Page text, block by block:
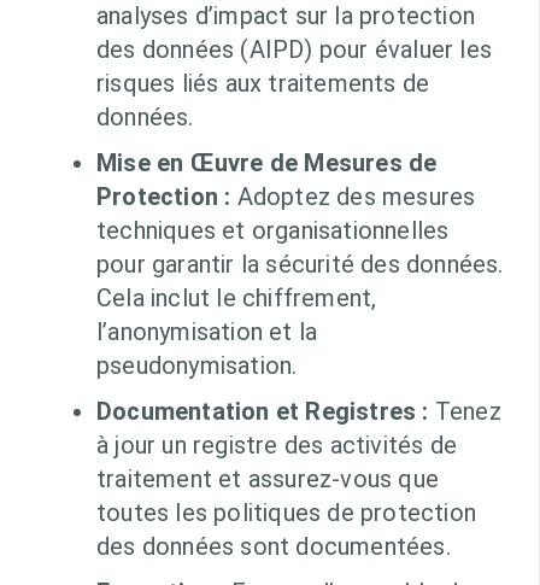
analyses d’impact sur la protection
des données (AIPD) pour évaluer les
risques liés aux traitements de
données.
Mise en Œuvre de Mesures de
Protection : Adoptez des mesures
techniques et organisationnelles
pour garantir la sécurité des données.
Cela inclut le chiffrement,
l’anonymisation et la
pseudonymisation.
Documentation et Registres : Tenez
à jour un registre des activités de
traitement et assurez-vous que
toutes les politiques de protection
des données sont documentées.